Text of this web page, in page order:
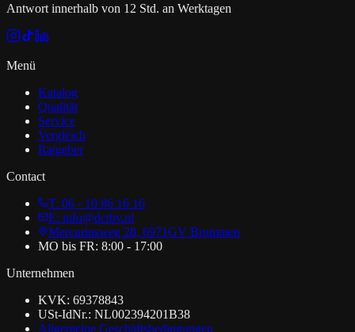
Antwort innerhalb von 12 Std. an Werktagen
Menü
Katalog
Qualität
Service
Vergleich
Ratgeber
Contact
T: 06 - 10 86 16 16
E: info@dctbv.nl
Mercuriusweg 28, 6971GV Brummen
MO bis FR: 8:00 - 17:00
Unternehmen
KVK: 69378843
USt-IdNr.: NL002394201B38
Allgemeine Geschäftsbedingungen